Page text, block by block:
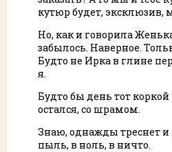
кутюр будет, эксклюзив,
Но, как и говорила
забылось. Наверное.
Будто не Ирка в глине
я.
Будто бы день тот
остался, со шрамом.
Знаю, однажды треснет и
пыль, в ноль, в ничто.